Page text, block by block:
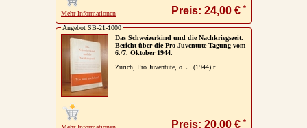
Mehr Informationen Preis: 24,00 € *
Angebot SB-21-1000
Das Schweizerkind und die Nachkriegszeit.
Bericht über die Pro Juventute-Tagung vom
6./7. Oktober 1944.
Zürich, Pro Juventute, o. J. (1944).r.
Preis: 20,00 € *